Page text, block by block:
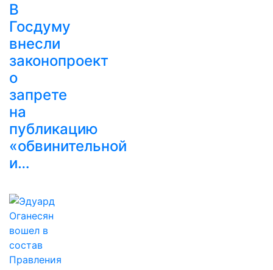
В
Госдуму
внесли
законопроект
о
запрете
на
публикацию
«обвинительной
и…